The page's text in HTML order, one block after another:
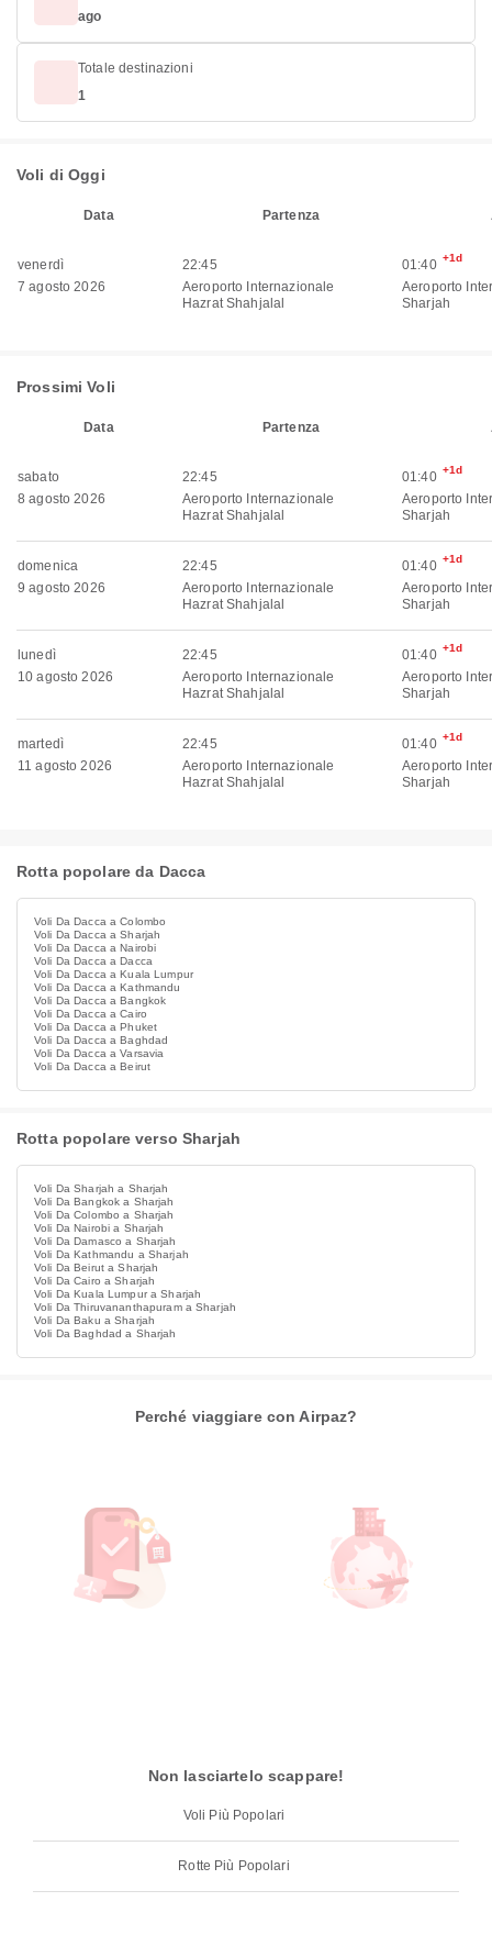
ago
Totale destinazioni
1
Voli di Oggi
Data Partenza
venerdì
7 agosto 2026
22:45
Aeroporto Internazionale
Hazrat Shahjalal
01:40 +1d
Aeroporto
Sharjah
Prossimi Voli
Data Partenza
sabato
8 agosto 2026
22:45
Aeroporto Internazionale
Hazrat Shahjalal
01:40 +1d
Aeroporto
Sharjah
domenica
9 agosto 2026
22:45
Aeroporto Internazionale
Hazrat Shahjalal
01:40 +1d
Aeroporto
Sharjah
lunedì
10 agosto 2026
22:45
Aeroporto Internazionale
Hazrat Shahjalal
01:40 +1d
Aeroporto
Sharjah
martedì
11 agosto 2026
22:45
Aeroporto Internazionale
Hazrat Shahjalal
01:40 +1d
Aeroporto
Sharjah
Rotta popolare da Dacca
Voli Da Dacca a Colombo
Voli Da Dacca a Sharjah
Voli Da Dacca a Nairobi
Voli Da Dacca a Dacca
Voli Da Dacca a Kuala Lumpur
Voli Da Dacca a Kathmandu
Voli Da Dacca a Bangkok
Voli Da Dacca a Cairo
Voli Da Dacca a Phuket
Voli Da Dacca a Baghdad
Voli Da Dacca a Varsavia
Voli Da Dacca a Beirut
Rotta popolare verso Sharjah
Voli Da Sharjah a Sharjah
Voli Da Bangkok a Sharjah
Voli Da Colombo a Sharjah
Voli Da Nairobi a Sharjah
Voli Da Damasco a Sharjah
Voli Da Kathmandu a Sharjah
Voli Da Beirut a Sharjah
Voli Da Cairo a Sharjah
Voli Da Kuala Lumpur a Sharjah
Voli Da Thiruvananthapuram a Sharjah
Voli Da Baku a Sharjah
Voli Da Baghdad a Sharjah
Perché viaggiare con Airpaz?
Non lasciartelo scappare!
Voli Più Popolari
Rotte Più Popolari